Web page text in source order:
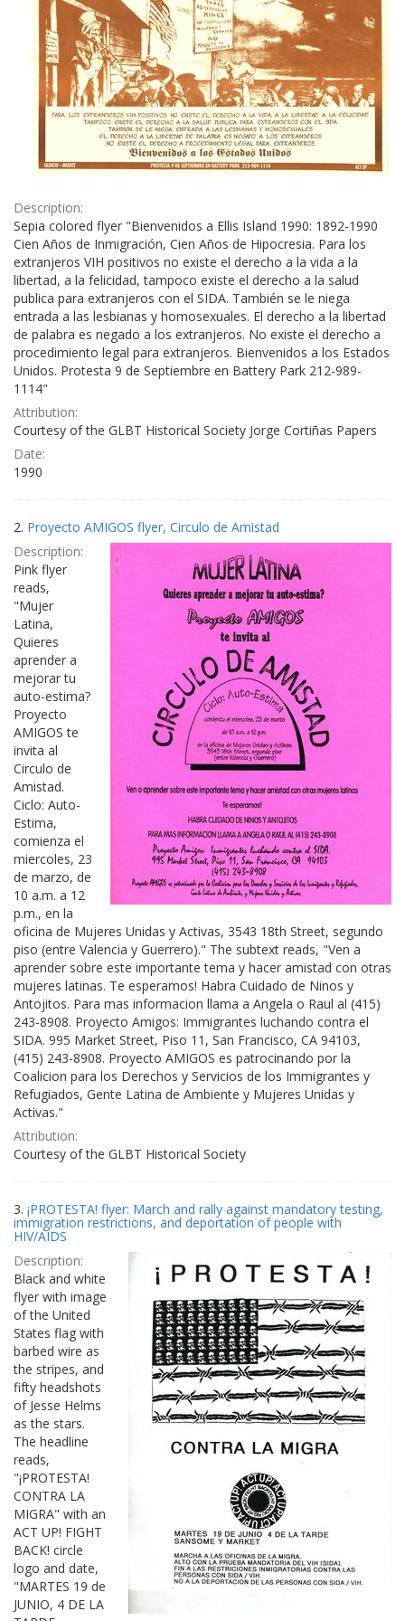
Description:
Sepia colored flyer "Bienvenidos a Ellis Island 1990: 1892-1990
Cien Años de Inmigración, Cien Años de Hipocresia. Para los
extranjeros VIH positivos no existe el derecho a la vida a la
libertad, a la felicidad, tampoco existe el derecho a la salud
publica para extranjeros con el SIDA. También se le niega
entrada a las lesbianas y homosexuales. El derecho a la libertad
de palabra es negado a los extranjeros. No existe el derecho a
procedimiento legal para extranjeros. Bienvenidos a los Estados
Unidos. Protesta 9 de Septiembre en Battery Park 212-989-
1114"
Attribution:
Courtesy of the GLBT Historical Society Jorge Cortiñas Papers
Date:
1990
2. Proyecto AMIGOS flyer, Circulo de Amistad
Description:
Pink flyer
reads,
"Mujer
Latina,
Quieres
aprender a
mejorar tu
auto-estima?
Proyecto
AMIGOS te
invita al
Circulo de
Amistad.
Ciclo: Auto-
Estima,
comienza el
miercoles, 23
de marzo, de
10 a.m. a 12
p.m., en la
oficina de Mujeres Unidas y Activas, 3543 18th Street, segundo
piso (entre Valencia y Guerrero)." The subtext reads, "Ven a
aprender sobre este importante tema y hacer amistad con otras
mujeres latinas. Te esperamos! Habra Cuidado de Ninos y
Antojitos. Para mas informacion llama a Angela o Raul al (415)
243-8908. Proyecto Amigos: Immigrantes luchando contra el
SIDA. 995 Market Street, Piso 11, San Francisco, CA 94103,
(415) 243-8908. Proyecto AMIGOS es patrocinando por la
Coalicion para los Derechos y Servicios de los Immigrantes y
Refugiados, Gente Latina de Ambiente y Mujeres Unidas y
Activas."
Attribution:
Courtesy of the GLBT Historical Society
3. ¡PROTESTA! flyer: March and rally against mandatory testing,
immigration restrictions, and deportation of people with
HIV/AIDS
Description:
Black and white
flyer with image
of the United
States flag with
barbed wire as
the stripes, and
fifty headshots
of Jesse Helms
as the stars.
The headline
reads,
"¡PROTESTA!
CONTRA LA
MIGRA" with an
ACT UP! FIGHT
BACK! circle
logo and date,
"MARTES 19 de
JUNIO, 4 DE LA